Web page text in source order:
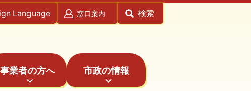
Language 窓口案内 検索
事業者の方へ 市政の情報